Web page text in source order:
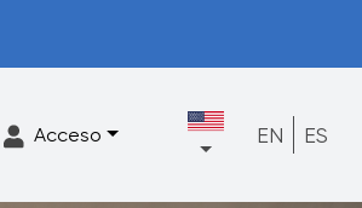
Acceso EN ES